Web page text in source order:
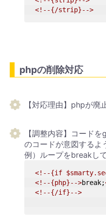
<!--{/strip}-->
phpの削除対応
【対応理由】phpが廃
【調整内容】コード
のコードが意図するよ
例）ループをbreakし
<!--{if
<!--{php}-->break;
<!--{/if}-->